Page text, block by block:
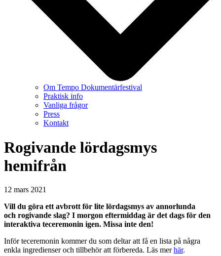
Om Tempo Dokumentärfestival
Praktisk info
Vanliga frågor
Press
Kontakt
Rogivande lördagsmys
hemifrån
12 mars 2021
Vill du göra ett avbrott för lite lördagsmys av annorlunda
och rogivande slag? I morgon eftermiddag är det dags för den
interaktiva teceremonin igen. Missa inte den!
Inför teceremonin kommer du som deltar att få en lista på några
enkla ingredienser och tillbehör att förbereda. Läs merhär.